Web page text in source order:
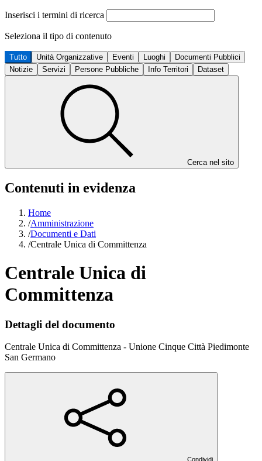
Inserisci i termini di ricerca
Seleziona il tipo di contenuto
Tutto Unità Organizzative Eventi Luoghi
Documenti Pubblici
Notizie
Servizi Persone Pubbliche Info Territori Dataset
Cerca nel sito
Contenuti in evidenza
Home
/Amministrazione
/Documenti e Dati
/Centrale Unica di Committenza
Centrale Unica di
Committenza
Dettagli del documento
Centrale Unica di Committenza - Unione Cinque Città Piedimonte
San Germano
Condividi